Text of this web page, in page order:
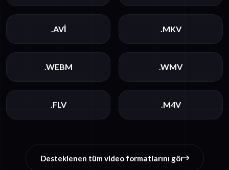
.AVI .MKV
.WEBM .WMV
.FLV .M4V
Desteklenen tüm video formatlarını gör